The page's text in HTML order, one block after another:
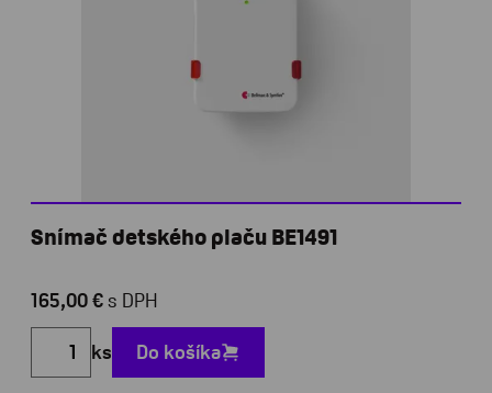
Snímač detského plaču BE1491
165,00 € s DPH
ks Do košíka